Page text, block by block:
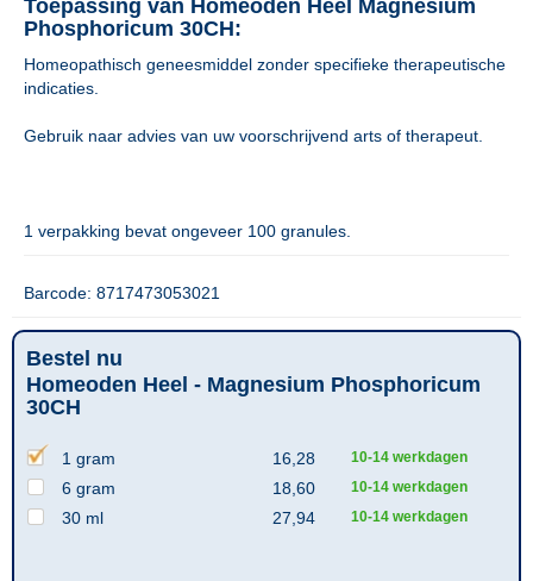
Toepassing van Homeoden Heel Magnesium
Phosphoricum 30CH:
Homeopathisch geneesmiddel zonder specifieke therapeutische
indicaties.
Gebruik naar advies van uw voorschrijvend arts of therapeut.
1 verpakking bevat ongeveer 100 granules.
Barcode: 8717473053021
Bestel nu
Homeoden Heel - Magnesium Phosphoricum
30CH
1 gram 16,28 10-14 werkdagen
6 gram 18,60 10-14 werkdagen
30 ml 27,94 10-14 werkdagen